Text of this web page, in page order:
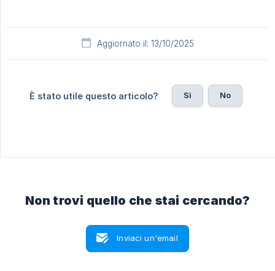
Aggiornato il: 13/10/2025
È stato utile questo articolo? Sì No
Non trovi quello che stai cercando?
Inviaci un'email